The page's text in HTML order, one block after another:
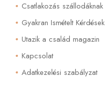
Csatlakozás szállodáknak
Gyakran Ismételt Kérdések
Utazik a család magazin
Kapcsolat
Adatkezelési szabályzat